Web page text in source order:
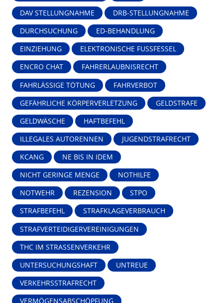
DAV STELLUNGNAHME DRB-STELLUNGNAHME
DURCHSUCHUNG ED-BEHANDLUNG
EINZIEHUNG ELEKTRONISCHE FUSSFESSEL
ENCRO CHAT FAHRERLAUBNISRECHT
FAHRLÄSSIGE TÖTUNG FAHRVERBOT
GEFÄHRLICHE KÖRPERVERLETZUNG GELDSTRAFE
GELDWÄSCHE HAFTBEFEHL
ILLEGALES AUTORENNEN JUGENDSTRAFRECHT
KCANG NE BIS IN IDEM
NICHT GERINGE MENGE NOTHILFE
NOTWEHR REZENSION STPO
STRAFBEFEHL STRAFKLAGEVERBRAUCH
STRAFVERTEIDIGERVEREINIGUNGEN
THC IM STRASSENVERKEHR
UNTERSUCHUNGSHAFT UNTREUE
VERKEHRSSTRAFRECHT
VERMÖGENSABSCHÖPFUNG